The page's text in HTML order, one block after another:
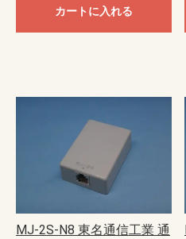
カートに入れる
MJ-2S-N8 東名通信工業 通